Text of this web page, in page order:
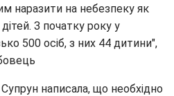
наразити на небезпеку як
З початку року у
500 осіб, з них 44 дитини",
Супрун написала, що необхідно